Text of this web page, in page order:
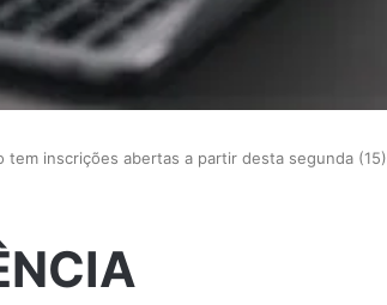
tem inscrições abertas a partir desta segunda (15)